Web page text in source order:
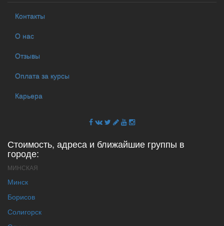
Контакты
О нас
Отзывы
Оплата за курсы
Карьера
Стоимость, адреса и ближайшие группы в
городе:
МИНСКАЯ
Минск
Борисов
Солигорск